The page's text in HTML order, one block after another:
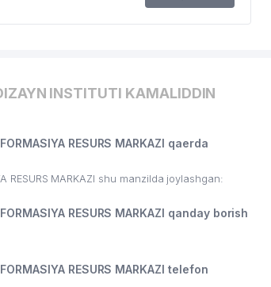
INSTITUTI KAMALIDDIN
RESURS MARKAZI qaerda
RESURS MARKAZI shu manzilda joylashgan:
RESURS MARKAZI qanday borish
RESURS MARKAZI telefon